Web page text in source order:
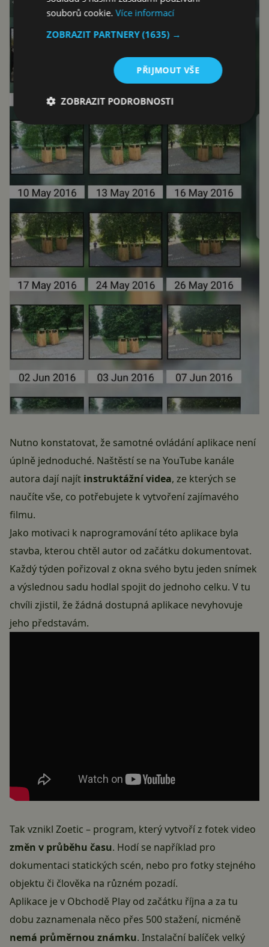
Nutno konstatovat, že samotné ovládání aplikace není
úplně jednoduché. Naštěstí se na YouTube kanále
autora dají najít instruktážní videa, ze kterých se
naučíte vše, co potřebujete k vytvoření zajímavého
filmu.
Jako motivaci k naprogramování této aplikace byla
stavba, kterou chtěl autor od začátku dokumentovat.
Každý týden pořizoval z okna svého bytu jeden snímek
a výslednou sadu hodlal spojit do jednoho celku. V tu
chvíli zjistil, že žádná dostupná aplikace nevyhovuje
jeho představám.
Tak vznikl Zoetic – program, který vytvoří z fotek video
změn v průběhu času. Hodí se například pro
dokumentaci statických scén, nebo pro fotky stejného
objektu či člověka na různém pozadí.
Aplikace je v Obchodě Play od začátku října a za tu
dobu zaznamenala něco přes 500 stažení, nicméně
nemá průměrnou známku. Instalační balíček velký
souborů cookie.Více informací
ZOBRAZIT PARTNERY(1635) →
PŘIJMOUT VŠE
ZOBRAZIT PODROBNOSTI